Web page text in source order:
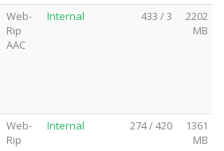
Web-
Rip
AAC
Internal 433 / 3
2202
MB
Web-
Rip
Internal 274 / 420
1361
MB